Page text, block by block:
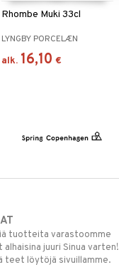
Rhombe Muki 33cl
LYNGBY PORCELÆN
alk. 16,10 €
tuotteita varastoomme
juuri Sinua varten!
teet löytöjä sivuillamme.